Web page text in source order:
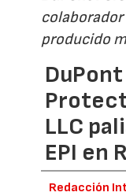
colaborador
producido
LLC
EPI en
Redacción